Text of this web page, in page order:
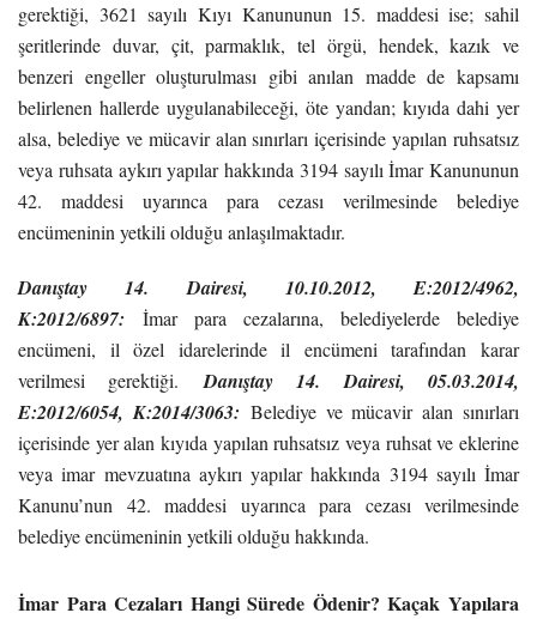
gerektiği, 3621 sayılı Kıyı Kanununun 15. maddesi ise; sahil
şeritlerinde duvar, çit, parmaklık, tel örgü, hendek, kazık ve
benzeri engeller oluşturulması gibi anılan madde de kapsamı
belirlenen hallerde uygulanabileceği, öte yandan; kıyıda dahi yer
alsa, belediye ve mücavir alan sınırları içerisinde yapılan ruhsatsız
veya ruhsata aykırı yapılar hakkında 3194 sayılı İmar Kanununun
42. maddesi uyarınca para cezası verilmesinde belediye
encümeninin yetkili olduğu anlaşılmaktadır.
Danıştay 14. Dairesi, 10.10.2012, E:2012/4962,
K:2012/6897: İmar para cezalarına, belediyelerde belediye
encümeni, il özel idarelerinde il encümeni tarafından karar
verilmesi gerektiği.Danıştay 14. Dairesi, 05.03.2014,
E:2012/6054, K:2014/3063: Belediye ve mücavir alan sınırları
içerisinde yer alan kıyıda yapılan ruhsatsız veya ruhsat ve eklerine
veya imar mevzuatına aykırı yapılar hakkında 3194 sayılı İmar
Kanunu’nun 42. maddesi uyarınca para cezası verilmesinde
belediye encümeninin yetkili olduğu hakkında.
İmar Para Cezaları Hangi Sürede Ödenir? Kaçak Yapılara